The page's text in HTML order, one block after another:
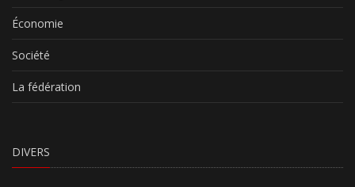
Économie
Société
La fédération
DIVERS